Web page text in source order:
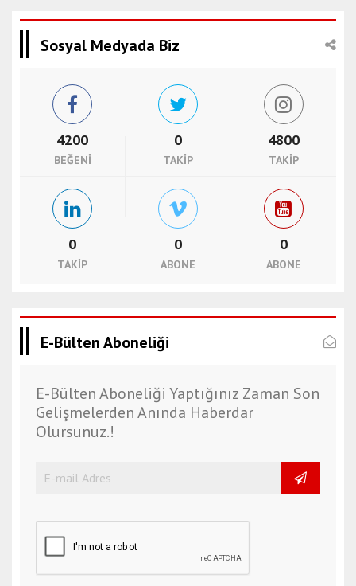
Sosyal Medyada Biz
4200
BEĞENI
0
TAKIP
4800
TAKIP
0
TAKIP
0
ABONE
0
ABONE
E-Bülten Aboneliği
E-Bülten Aboneliği Yaptığınız Zaman Son
Gelişmelerden Anında Haberdar
Olursunuz.!